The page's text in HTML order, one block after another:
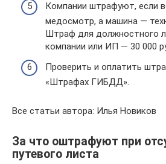
Компании штрафуют, если
медосмотр, а машина —
Штраф для должностного
компании или ИП — 30 000
Проверить и оплатить
«Штрафах ГИБДД».
Все статьи автора: Илья Новиков
За что оштрафуют при
путевого листа